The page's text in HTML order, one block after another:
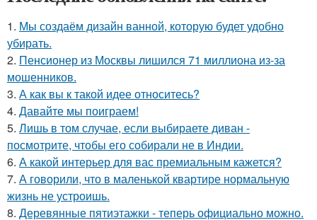
1. Мы создаём дизайн ванной, которую будет удобно
убирать.
2. Пенсионер из Москвы лишился 71 миллиона из-за
мошенников.
3. А как вы к такой идее относитесь?
4. Давайте мы поиграем!
5. Лишь в том случае, если выбираете диван -
посмотрите, чтобы его собирали не в Индии.
6. А какой интерьер для вас премиальным кажется?
7. А говорили, что в маленькой квартире нормальную
жизнь не устроишь.
8. Деревянные пятиэтажки - теперь официально можно.